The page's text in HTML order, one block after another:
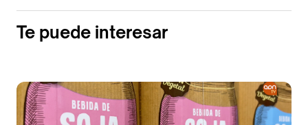
Te puede interesar